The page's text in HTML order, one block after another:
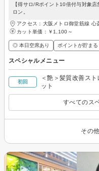
【得サロ/Rポイント10倍付与対象
ロン。
アクセス：大阪メトロ御堂筋線 心
カット単価： ￥1,100～
◎ 本日空席あり ポイントが貯まる
スペシャルメニュー
初回
＜艶＞髪質改善ス
ット
すべてのス
その